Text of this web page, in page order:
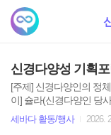
신경다양성 기획
[주제] 신경다양인의 정
이] 슐라(신경다양인 당
지모임 세바다 · 다언(신
임)[후원] 후견신탁연구
세바다 활동/행사 2026.